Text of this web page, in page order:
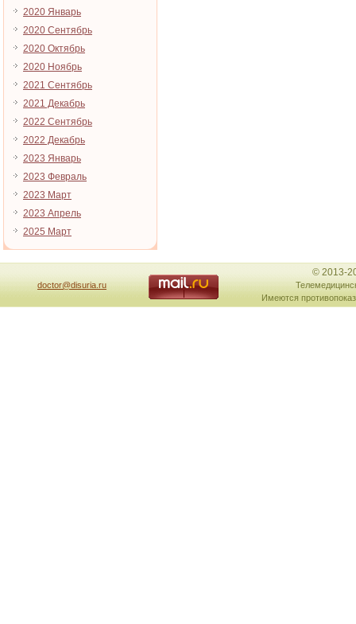
2020 Январь
2020 Сентябрь
2020 Октябрь
2020 Ноябрь
2021 Сентябрь
2021 Декабрь
2022 Сентябрь
2022 Декабрь
2023 Январь
2023 Февраль
2023 Март
2023 Апрель
2025 Март
doctor@disuria.ru
© 2013-
Имеются